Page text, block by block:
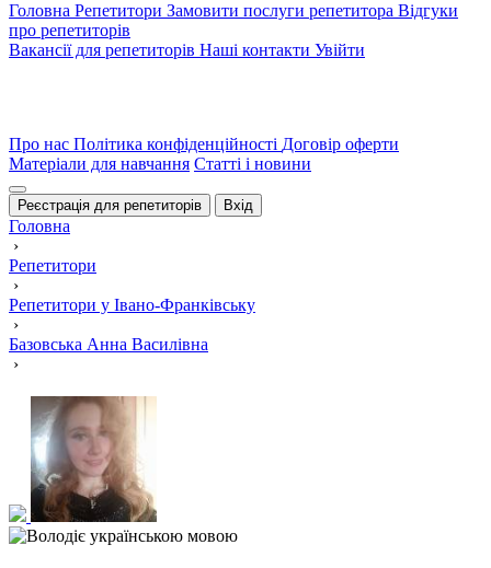
Головна Репетитори Замовити послуги репетитора Відгуки
про репетиторів
Вакансії для репетиторів Наші контакти Увійти
Про нас Політика конфіденційності Договір оферти
Матеріали для навчання Статті і новини
Реєстрація для репетиторів Вхід
Головна
›
Репетитори
›
Репетитори у Івано-Франківську
›
Базовська Анна Василівна
›